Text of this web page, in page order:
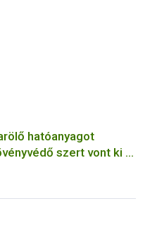
hatóanyagot
szert vont ki a